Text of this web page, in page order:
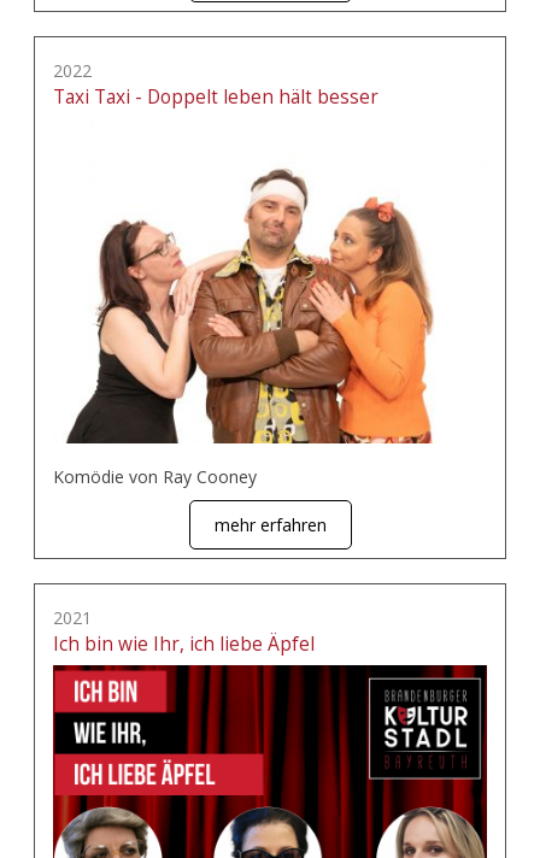
2022
Taxi Taxi - Doppelt leben hält besser
Komödie von Ray Cooney
mehr erfahren
2021
Ich bin wie Ihr, ich liebe Äpfel